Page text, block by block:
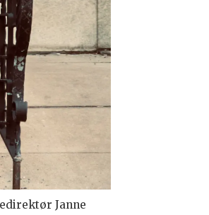
Janne